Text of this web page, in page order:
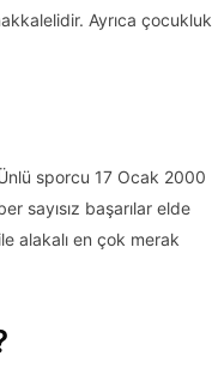
Ayrıca çocukluk
sporcu 17 Ocak 2000
sayısız başarılar elde
alakalı en çok merak